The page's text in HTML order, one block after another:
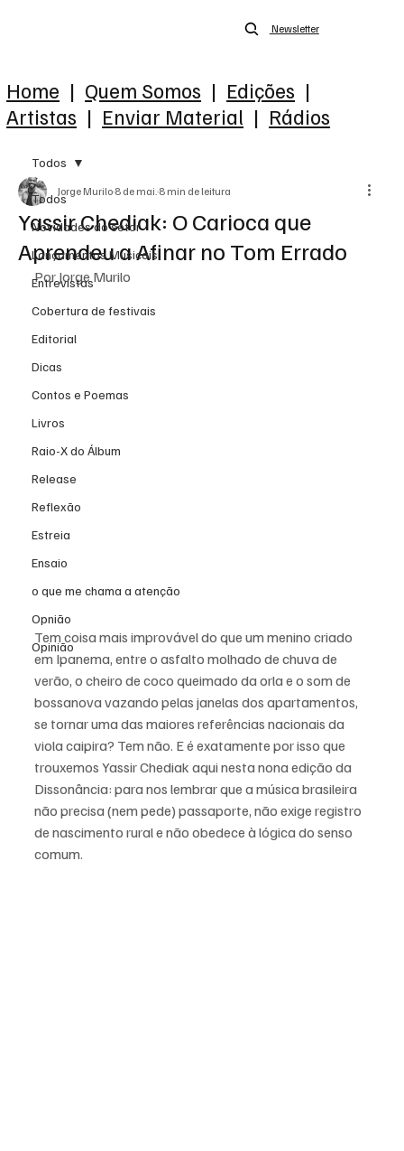
Newsletter
Home | Quem Somos | Edições |
Artistas | Enviar Material | Rádios
Todos
Novidades do setor
Lançamentos Musicais
Entrevistas
Cobertura de festivais
Editorial
Dicas
Contos e Poemas
Livros
Raio-X do Álbum
Release
Reflexão
Estreia
Ensaio
o que me chama a atenção
Opnião
Opinião
Todos
Yassir Chediak: O Carioca que
Aprendeu a Afinar no Tom Errado
Jorge Murilo 8 de mai. 8 min de leitura
Por Jorge Murilo
Tem coisa mais improvável do que um menino criado
em Ipanema, entre o asfalto molhado de chuva de
verão, o cheiro de coco queimado da orla e o som de
bossanova vazando pelas janelas dos apartamentos,
se tornar uma das maiores referências nacionais da
viola caipira? Tem não. E é exatamente por isso que
trouxemos Yassir Chediak aqui nesta nona edição da
Dissonância: para nos lembrar que a música brasileira
não precisa (nem pede) passaporte, não exige registro
de nascimento rural e não obedece à lógica do senso
comum.